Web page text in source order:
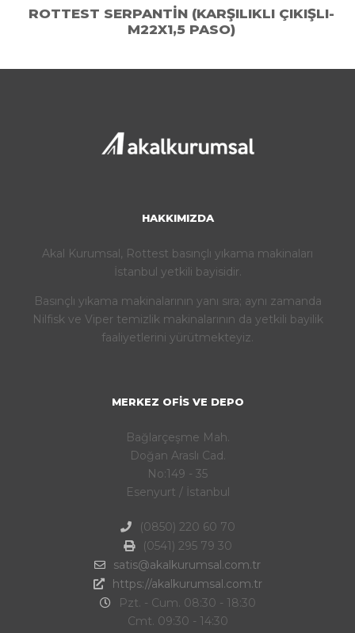
ROTTEST SERPANTIN (KARŞILIKLI ÇIKIŞLI-
M22X1,5 PASO)
HAKKIMIZDA
Akal Kurumsal, Rottest basınçlı yıkama makinaları
İstanbul yetkili bayisidir.
Basınçlı yıkama makinalarının yanı sıra; aynı zamanda
Nilfisk ve Viper temizlik makinalarının da yetkili bayilik
faaliyetlerini yürütmekteyiz.
MERKEZ OFIS VE DEPO
Bağlarçeşme Mah.
Doğan Araslı Cad.
No:149 - 35
Esenyurt / İstanbul
(0850) 220 60 70
(0541) 295 79 30
satis@akalkurumsal.com.tr
https://akalkurumsal.com.tr
Pzt. - Cum. 08:30 - 18:30
Cmt. 09:30 - 14:30